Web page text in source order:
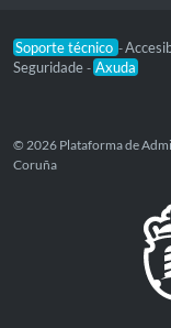
Soporte técnico -
Seguridade - Axuda
© 2026 Plataforma de
Coruña